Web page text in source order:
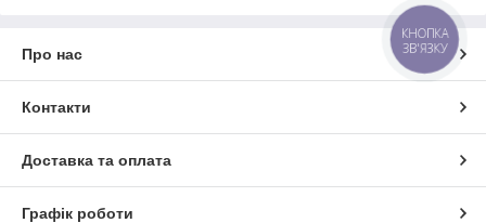
Про нас
Контакти
Доставка та оплата
Графік роботи
КНОПКА
ЗВ'ЯЗКУ